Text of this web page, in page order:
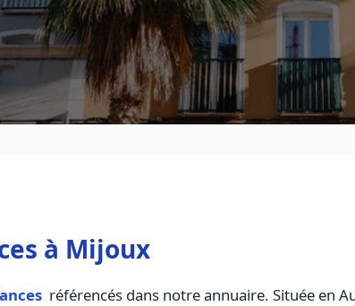
à Mijoux
référencés dans notre annuaire. Située en